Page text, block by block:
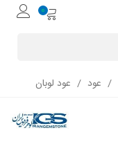
0
/ عود / عود لوبان